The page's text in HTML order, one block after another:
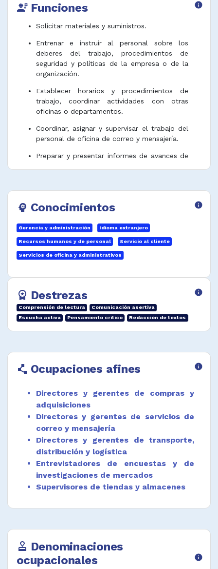
engineering Funciones info
Solicitar materiales y suministros.
Entrenar e instruir al personal sobre los
deberes del trabajo, procedimientos de
seguridad y políticas de la empresa o de la
organización.
Establecer horarios y procedimientos de
trabajo, coordinar actividades con otras
oficinas o departamentos.
Coordinar, asignar y supervisar el trabajo del
personal de oficina de correo y mensajería.
Preparar y presentar informes de avances de
maquinaria, velar por su mantenimiento y
reparación.
psychology Conocimientos info
Gerencia y administración Idioma extranjero
Recursos humanos y de personal Servicio al cliente
Servicios de oficina y administrativos
workspace_premium Destrezas info
Comprensión de lectura
Comunicación asertiva
Escucha activa
Pensamiento crítico Redacción de textos
polyline Ocupaciones afines info
Directores y gerentes de compras y
adquisiciones
Directores y gerentes de servicios de
correo y mensajería
Directores y gerentes de transporte,
distribución y logística
Entrevistadores de encuestas y de
investigaciones de mercados
Supervisores de tiendas y almacenes
approval Denominaciones
ocupacionales
info